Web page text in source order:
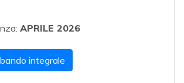
APRILE 2026
integrale